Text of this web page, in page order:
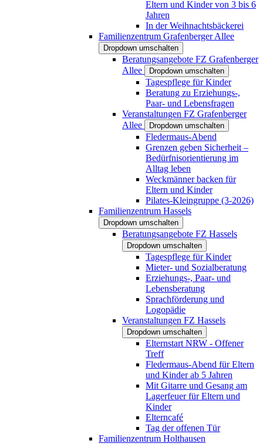
Eltern und Kinder von 3 bis 6
Jahren
In der Weihnachtsbäckerei
Familienzentrum Grafenberger Allee
Dropdown umschalten
Beratungsangebote FZ Grafenberger
Allee
Dropdown umschalten
Tagespflege für Kinder
Beratung zu Erziehungs-,
Paar- und Lebensfragen
Veranstaltungen FZ Grafenberger
Allee
Dropdown umschalten
Fledermaus-Abend
Grenzen geben Sicherheit –
Bedürfnisorientierung im
Alltag leben
Weckmänner backen für
Eltern und Kinder
Pilates-Kleingruppe (3-2026)
Familienzentrum Hassels
Dropdown umschalten
Beratungsangebote FZ Hassels
Dropdown umschalten
Tagespflege für Kinder
Mieter- und Sozialberatung
Erziehungs-, Paar- und
Lebensberatung
Sprachförderung und
Logopädie
Veranstaltungen FZ Hassels
Dropdown umschalten
Elternstart NRW - Offener
Treff
Fledermaus-Abend für Eltern
und Kinder ab 5 Jahren
Mit Gitarre und Gesang am
Lagerfeuer für Eltern und
Kinder
Elterncafé
Tag der offenen Tür
Familienzentrum Holthausen